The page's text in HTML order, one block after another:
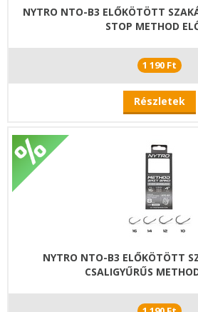
NYTRO NTO-B3 ELŐKÖTÖTT
STOP METHOD
1 190 Ft
Részletek
NYTRO NTO-B3 ELŐKÖTÖTT
CSALIGYŰRŰS